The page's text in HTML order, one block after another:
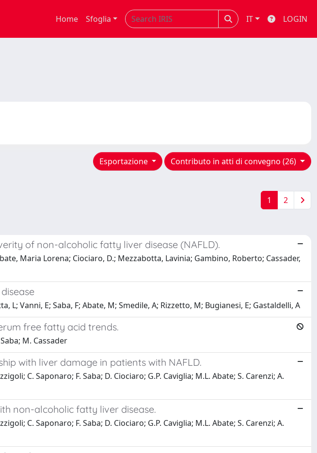
Home Sfoglia IT LOGIN
Contributo in atti di convegno (26)
Esportazione
1 2
of non-alcoholic fatty liver disease (NAFLD).
Maria Lorena; Ciociaro, D.; Mezzabotta, Lavinia; Gambino, Roberto; Cassader,
L; Vanni, E; Saba, F; Abate, M; Smedile, A; Rizzetto, M; Bugianesi, E; Gastaldelli, A
free fatty acid trends.
M. Cassader
with liver damage in patients with NAFLD.
C. Saponaro; F. Saba; D. Ciociaro; G.P. Caviglia; M.L. Abate; S. Carenzi; A.
non-alcoholic fatty liver disease.
C. Saponaro; F. Saba; D. Ciociaro; G.P. Caviglia; M.L. Abate; S. Carenzi; A.